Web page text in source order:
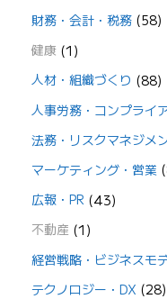
財務・会計・税務 (58)
健康 (1)
人材・組織づくり (88)
人事労務・コンプライ
法務・リスクマネジメ
マーケティング・営業
広報・PR (43)
不動産 (1)
経営戦略・ビジネスモ
テクノロジー・DX (28)